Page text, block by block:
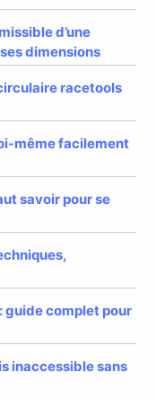
d’une
dimensions
racetools
même facilement
savoir pour se
guide complet pour
inaccessible sans